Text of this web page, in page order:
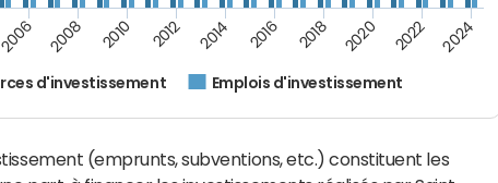
d'investissement Emplois d'investissement
2006 2008 2010 2012 2014 2016 2018 2020 2022 2024
(emprunts, subventions, etc.) constituent les